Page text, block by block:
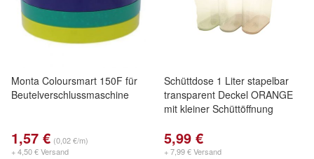
Monta Coloursmart 150F für
Beutelverschlussmaschine
1,57 € (0,02 €/m)
+ 4,50 € Versand
Schüttdose 1 Liter stapelbar
transparent Deckel ORANGE
mit kleiner Schüttöffnung
5,99 €
+ 7,99 € Versand